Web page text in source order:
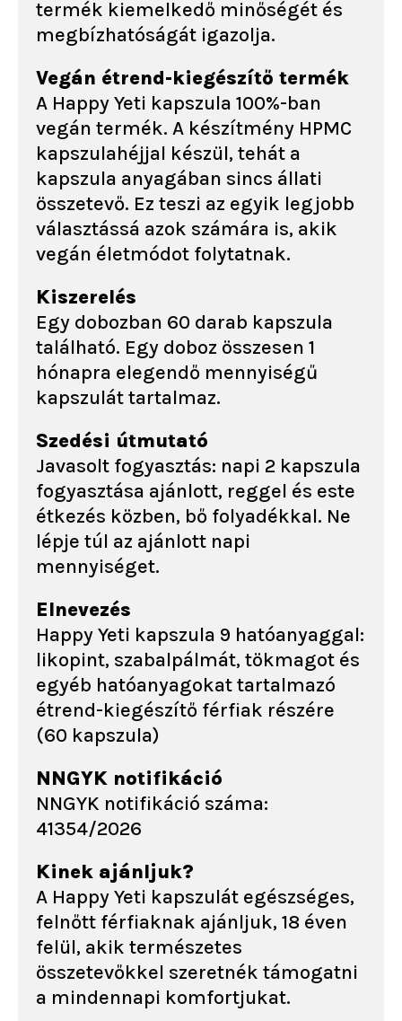
termék kiemelkedő minőségét és
megbízhatóságát igazolja.
Vegán étrend-kiegészítő termék
A Happy Yeti kapszula 100%-ban
vegán termék. A készítmény HPMC
kapszulahéjjal készül, tehát a
kapszula anyagában sincs állati
összetevő. Ez teszi az egyik legjobb
választássá azok számára is, akik
vegán életmódot folytatnak.
Kiszerelés
Egy dobozban 60 darab kapszula
található. Egy doboz összesen 1
hónapra elegendő mennyiségű
kapszulát tartalmaz.
Szedési útmutató
Javasolt fogyasztás: napi 2 kapszula
fogyasztása ajánlott, reggel és este
étkezés közben, bő folyadékkal. Ne
lépje túl az ajánlott napi
mennyiséget.
Elnevezés
Happy Yeti kapszula 9 hatóanyaggal:
likopint, szabalpálmát, tökmagot és
egyéb hatóanyagokat tartalmazó
étrend-kiegészítő férfiak részére
(60 kapszula)
NNGYK notifikáció
NNGYK notifikáció száma:
41354/2026
Kinek ajánljuk?
A Happy Yeti kapszulát egészséges,
felnőtt férfiaknak ajánljuk, 18 éven
felül, akik természetes
összetevőkkel szeretnék támogatni
a mindennapi komfortjukat.